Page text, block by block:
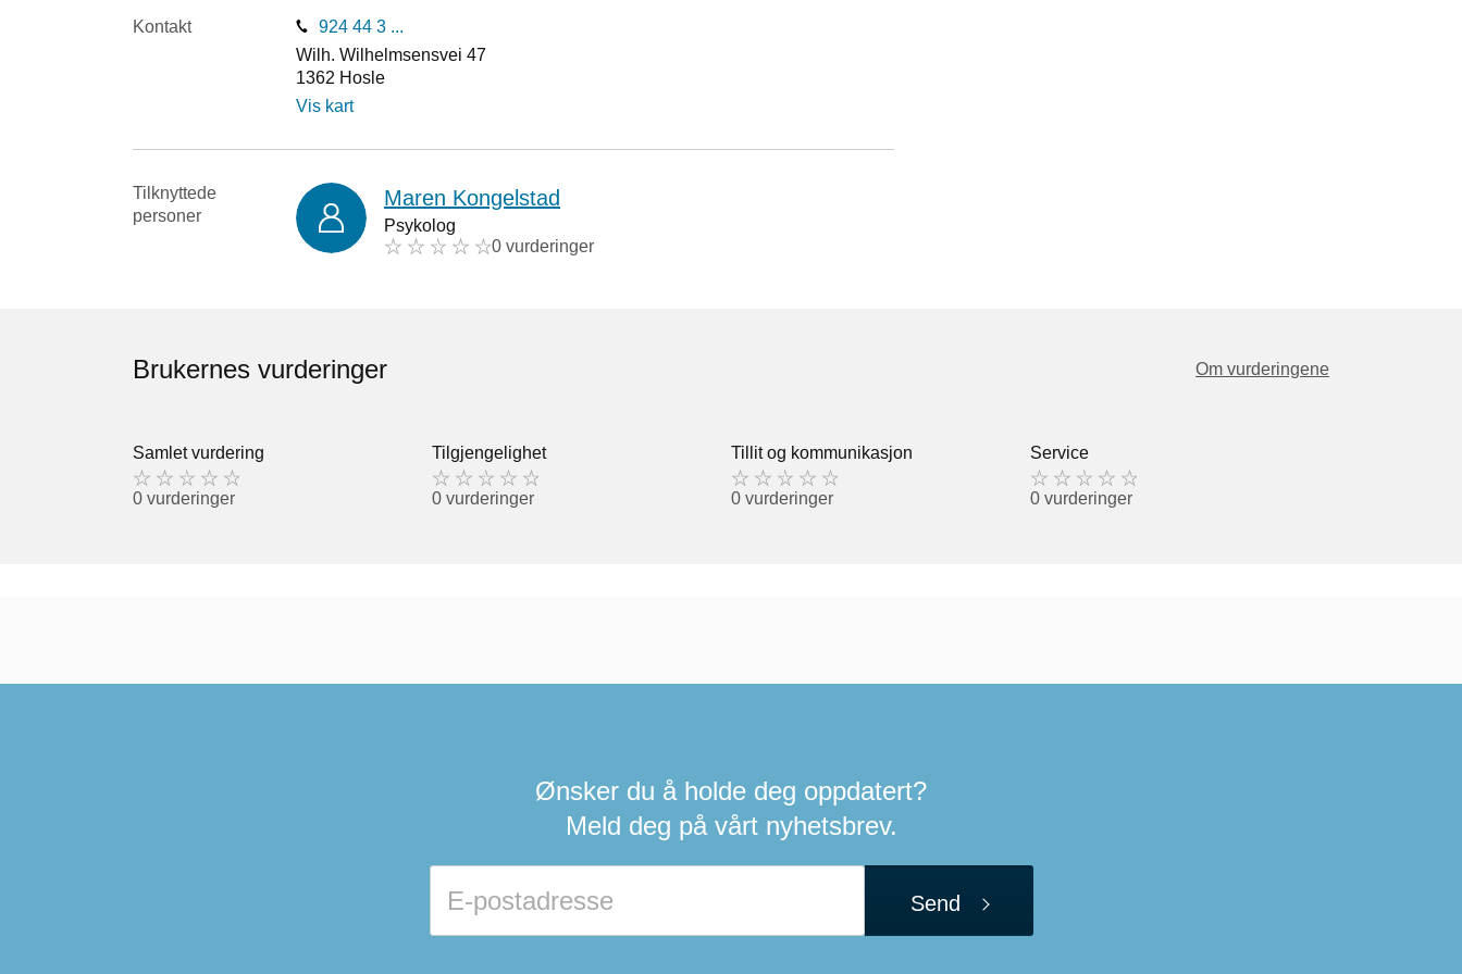
Kontakt
924 44 3 ...
Wilh. Wilhelmsensvei 47
1362 Hosle
Vis kart
Tilknyttede
personer
Maren Kongelstad
Psykolog
0 vurderinger
Brukernes vurderinger Om vurderingene
Samlet vurdering
0 vurderinger
Tilgjengelighet
0 vurderinger
Tillit og kommunikasjon
0 vurderinger
Service
0 vurderinger
Ønsker du å holde deg oppdatert?
Meld deg på vårt nyhetsbrev.
Send